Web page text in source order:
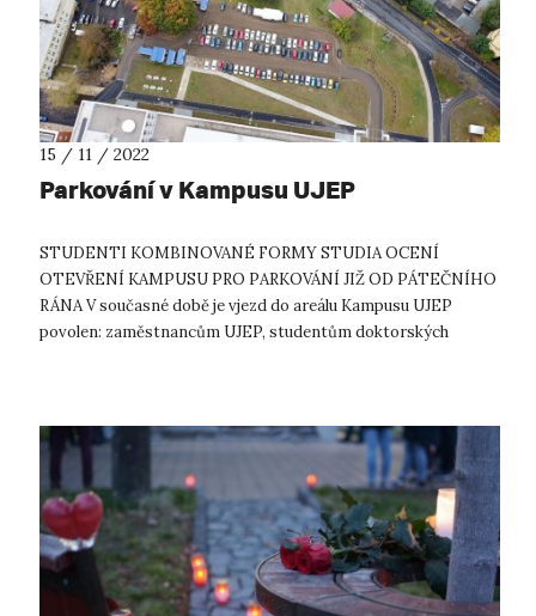
15 / 11 / 2022
Parkování v Kampusu UJEP
STUDENTI KOMBINOVANÉ FORMY STUDIA OCENÍ
OTEVŘENÍ KAMPUSU PRO PARKOVÁNÍ JIŽ OD PÁTEČNÍHO
RÁNA V současné době je vjezd do areálu Kampusu UJEP
povolen: zaměstnancům UJEP, studentům doktorských